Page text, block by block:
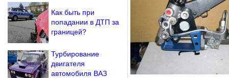
Напомнить пароль?
Как быть при
попадании в ДТП за
границей?
Турбирование
двигателя
автомобиля ВАЗ